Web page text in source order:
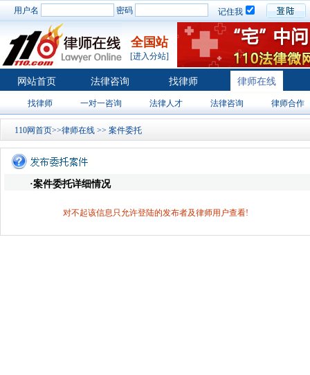
用户名 密码 记住我
全国站
[进入分站]
网站首页 法律咨询 找律师 律师在线
找律师 一对一咨询 法律人才 法律咨询 律师合作
110网首页>>律师在线 >> 案件委托
·案件委托详细情况
对不起该信息只允许登陆的发布者及律师用户查看!